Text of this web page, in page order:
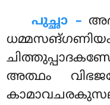
പുച്ഛാ –
അത്ഥം